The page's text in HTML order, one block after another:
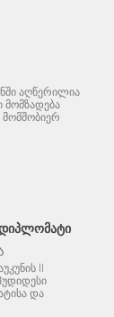
აღწერილია
მომზადება
მომშობიერ
II
და